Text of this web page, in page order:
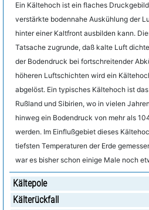
Ein Kältehoch ist ein flaches
verstärkte bodennahe Auskühlung der
hinter einer Kaltfront ausbilden kann.
Tatsache zugrunde, daß kalte Luft
der Bodendruck bei fortschreitender
höheren Luftschichten wird ein
abgelöst. Ein typisches Kältehoch ist
Rußland und Sibirien, wo in vielen
hinweg ein Bodendruck von mehr als
werden. Im Einflußgebiet dieses
tiefsten Temperaturen der Erde
war es bisher schon einige Male noch
Kältepole
Kälterückfall